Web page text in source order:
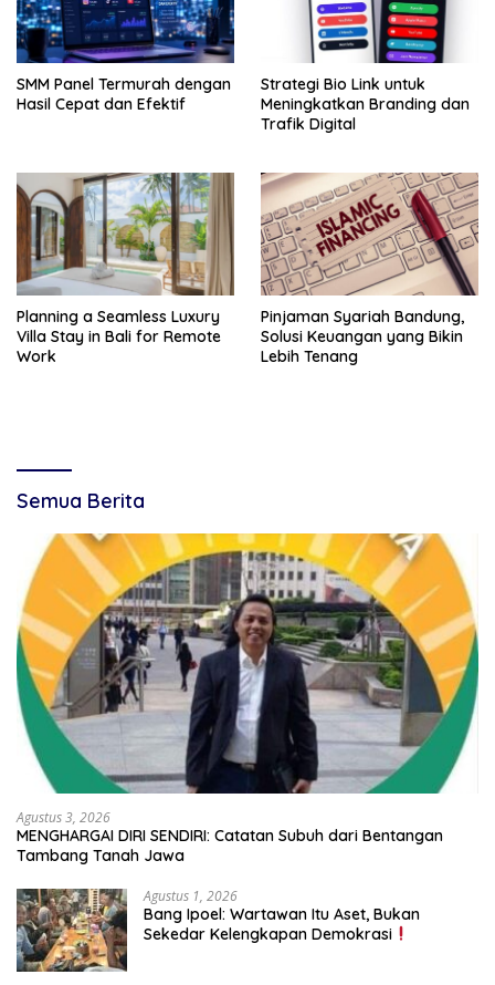
SMM Panel Termurah dengan
Hasil Cepat dan Efektif
Strategi Bio Link untuk
Meningkatkan Branding dan
Trafik Digital
Planning a Seamless Luxury
Villa Stay in Bali for Remote
Work
Pinjaman Syariah Bandung,
Solusi Keuangan yang Bikin
Lebih Tenang
Semua Berita
Agustus 3, 2026
MENGHARGAI DIRI SENDIRI: Catatan Subuh dari Bentangan
Tambang Tanah Jawa
Agustus 1, 2026
Bang Ipoel: Wartawan Itu Aset, Bukan
Sekedar Kelengkapan Demokrasi